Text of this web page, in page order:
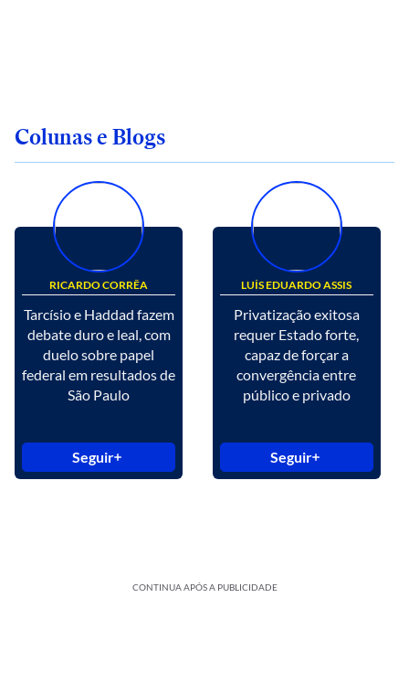
Colunas e Blogs
RICARDO CORRÊA
Tarcísio e Haddad fazem
debate duro e leal, com
duelo sobre papel
federal em resultados de
São Paulo
Seguir
LUÍS EDUARDO ASSIS
Privatização exitosa
requer Estado forte,
capaz de forçar a
convergência entre
público e privado
Seguir
CONTINUA APÓS A PUBLICIDADE